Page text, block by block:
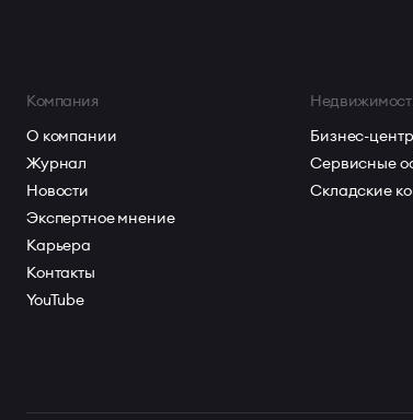
Компания
О компании
Журнал
Новости
Экспертное мнение
Карьера
Контакты
YouTube
Бизнес-
Сервисные
Складские